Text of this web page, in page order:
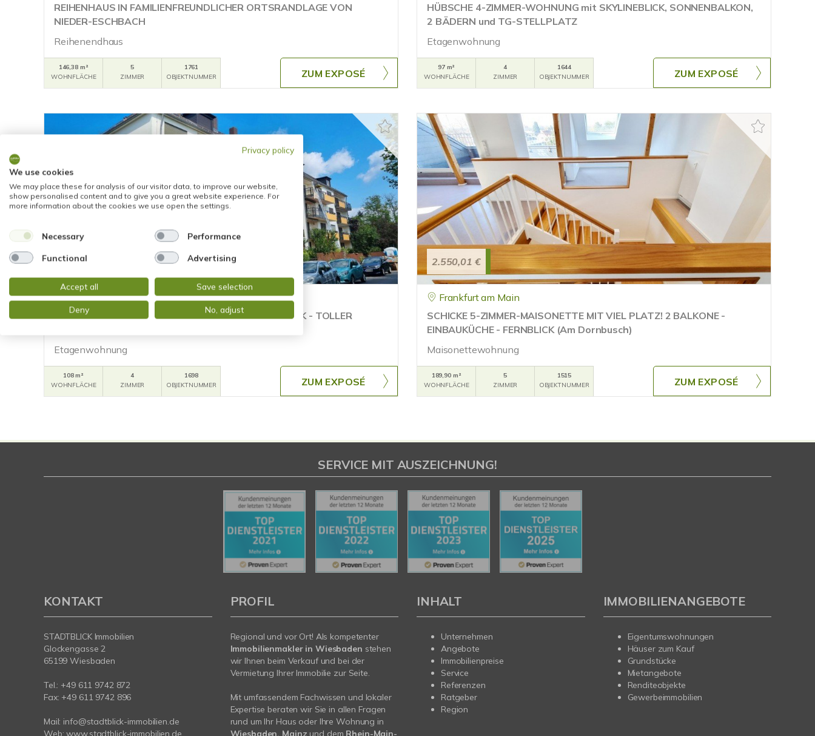
REIHENHAUS IN FAMILIENFREUNDLICHER ORTSRANDLAGE VON
NIEDER-ESCHBACH
Reihenendhaus
146,38 m²
WOHNFLÄCHE
5
ZIMMER
1761
OBJEKTNUMMER
ZUM EXPOSÉ
HÜBSCHE 4-ZIMMER-WOHNUNG mit SKYLINEBLICK, SONNENBALKON,
2 BÄDERN und TG-STELLPLATZ
Etagenwohnung
97 m²
WOHNFLÄCHE
4
ZIMMER
1644
OBJEKTNUMMER
ZUM EXPOSÉ
VERKAUFT
Frankfurt am Main
PANORAMAWOHNUNG MIT BLICK AUF DEN OSTPARK - TOLLER
Etagenwohnung
108 m²
WOHNFLÄCHE
4
ZIMMER
1698
OBJEKTNUMMER
ZUM EXPOSÉ
2.550,01 €
Frankfurt am Main
SCHICKE 5-ZIMMER-MAISONETTE MIT VIEL PLATZ! 2 BALKONE -
EINBAUKÜCHE - FERNBLICK (Am Dornbusch)
Maisonettewohnung
189,90 m²
WOHNFLÄCHE
5
ZIMMER
1515
OBJEKTNUMMER
ZUM EXPOSÉ
SERVICE MIT AUSZEICHNUNG!
KONTAKT
STADTBLICK Immobilien
Glockengasse 2
65199 Wiesbaden
Tel.: +49 611 9742 872
Fax: +49 611 9742 896
Mail: info@stadtblick-immobilien.de
Web:www.stadtblick-immobilien.de
PROFIL
Regional und vor Ort! Als kompetenter
Immobilienmakler in Wiesbaden stehen
wir Ihnen beim Verkauf und bei der
Vermietung Ihrer Immobilie zur Seite.
Mit umfassendem Fachwissen und lokaler
Expertise beraten wir Sie in allen Fragen
rund um Ihr Haus oder Ihre Wohnung in
Wiesbaden, Mainz und dem Rhein-Main-
INHALT
Unternehmen
Angebote
Immobilienpreise
Service
Referenzen
Ratgeber
Region
IMMOBILIENANGEBOTE
Eigentumswohnungen
Häuser zum Kauf
Grundstücke
Mietangebote
Renditeobjekte
Gewerbeimmobilien
Privacy policy
We use cookies
We may place these for analysis of our visitor data, to improve our website,
show personalised content and to give you a great website experience. For
more information about the cookies we use open the settings.
Necessary Performance
Functional Advertising
Accept all Save selection
Deny No, adjust